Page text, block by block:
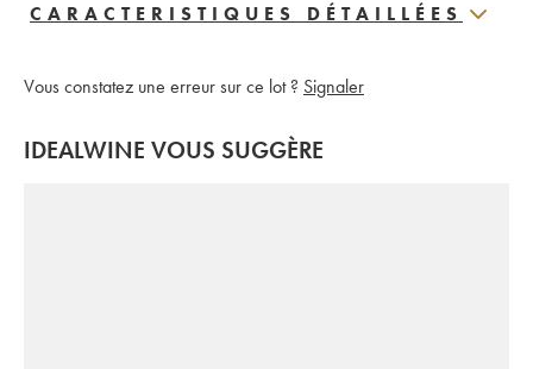
CARACTERISTIQUES DÉTAILLÉES
Vous constatez une erreur sur ce lot ? Signaler
IDEALWINE VOUS SUGGÈRE